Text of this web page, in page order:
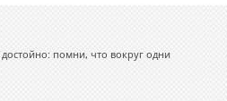
помни, что вокруг одни